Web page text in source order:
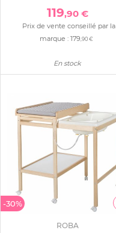
119,90 €
Prix de vente conseillé par la
marque : 179 ,90 €
En stock
-30%
ROBA